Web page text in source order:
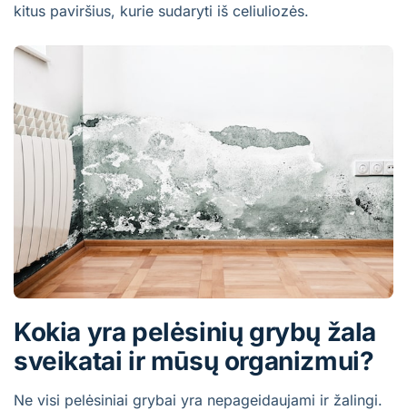
kitus paviršius, kurie sudaryti iš celiuliozės.
Kokia yra pelėsinių grybų žala
sveikatai ir mūsų organizmui?
Ne visi pelėsiniai grybai yra nepageidaujami ir žalingi.